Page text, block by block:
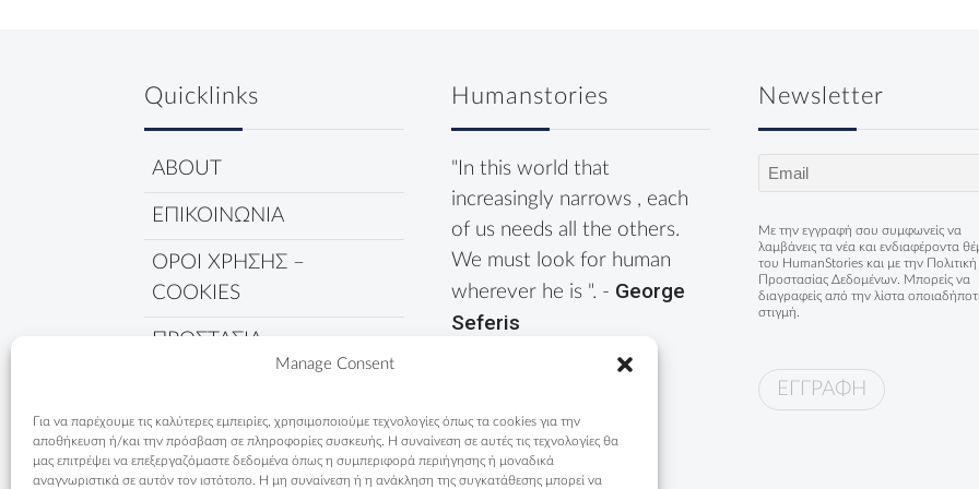
Manage Consent
Για να παρέχουμε τις καλύτερες εμπειρίες, χρησιμοποιούμε τεχνολογίες όπως τα cookies για την
αποθήκευση ή/και την πρόσβαση σε πληροφορίες συσκευής. Η συναίνεση σε αυτές τις τεχνολογίες θα
μας επιτρέψει να επεξεργαζόμαστε δεδομένα όπως η συμπεριφορά περιήγησης ή μοναδικά
αναγνωριστικά σε αυτόν τον ιστότοπο. Η μη συναίνεση ή η ανάκληση της συγκατάθεσης μπορεί να
Quicklinks
ABOUT
ΕΠΙΚΟΙΝΩΝΙΑ
ΟΡΟΙ ΧΡΗΣΗΣ –
COOKIES
ΠΡΟΣΤΑΣΙΑ
ΔΕΔΟΜΕΝΩΝ
ΠΟΛΙΤΙΚΗ COOKIES
Humanstories
"In this world that
increasingly narrows , each
of us needs all the others.
We must look for human
wherever he is ". - George
Seferis
Newsletter
Email
Με την εγγραφή σου συμφωνείς να
λαμβάνεις τα νέα και ενδιαφέροντα
του HumanStories και με την
Πολιτική
Προστασίας Δεδομένων. Μπορείς να
διαγραφείς από την λίστα
στιγμή.